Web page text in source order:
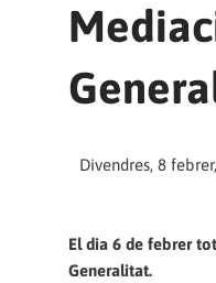
Divendres, 8
El dia 6 de febrer
Generalitat.